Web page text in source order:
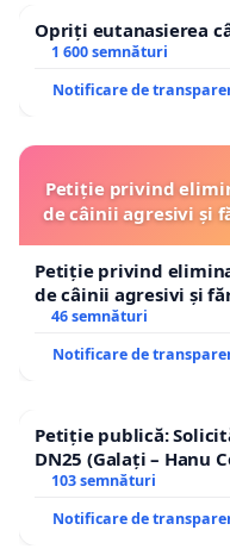
Opriți eutanasierea
1 600 semnături
Notificare de
Petiție privind
de câinii agresivi și
Petiție privind
de câinii agresivi și
46 semnături
Notificare de
Petiție publică:
DN25 (Galați – Hanu
traseului în afara
103 semnături
Notificare de